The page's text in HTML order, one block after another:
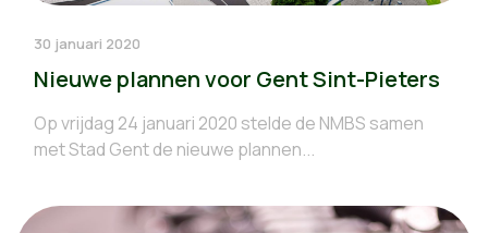
30 januari 2020
Nieuwe plannen voor Gent Sint-Pieters
Op vrijdag 24 januari 2020 stelde de NMBS samen
met Stad Gent de nieuwe plannen...